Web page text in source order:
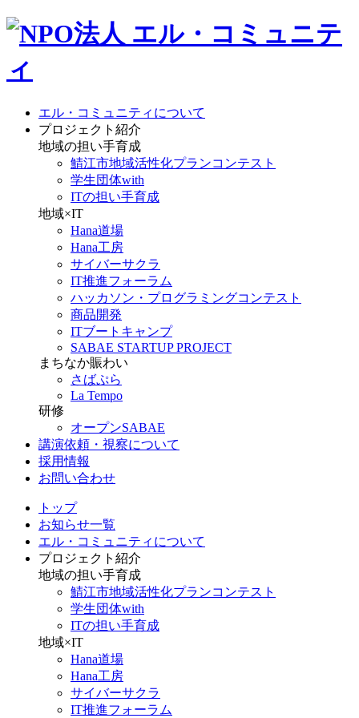
エル・コミュニティについて
プロジェクト紹介
地域の担い手育成
鯖江市地域活性化プランコンテスト
学生団体with
ITの担い手育成
地域×IT
Hana道場
Hana工房
サイバーサクラ
IT推進フォーラム
ハッカソン・プログラミングコンテスト
商品開発
ITブートキャンプ
SABAE STARTUP PROJECT
まちなか賑わい
さばぷら
La Tempo
研修
オープンSABAE
講演依頼・視察について
採用情報
お問い合わせ
トップ
お知らせ一覧
エル・コミュニティについて
プロジェクト紹介
地域の担い手育成
鯖江市地域活性化プランコンテスト
学生団体with
ITの担い手育成
地域×IT
Hana道場
Hana工房
サイバーサクラ
IT推進フォーラム